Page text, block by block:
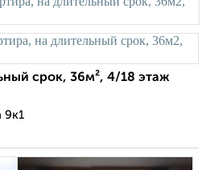
срок, 36м², 4/18 этаж
9к1